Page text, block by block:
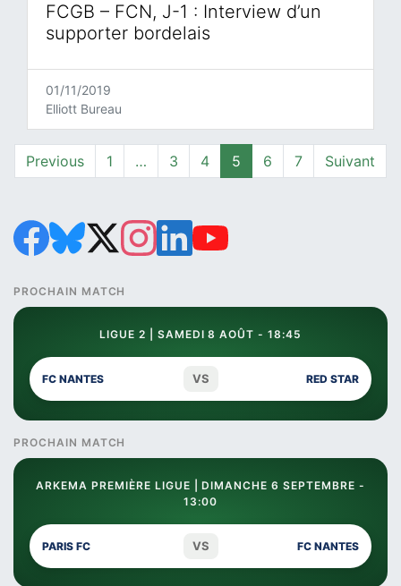
FCGB – FCN, J-1 : Interview d’un
supporter bordelais
01/11/2019
Elliott Bureau
Previous Page
1 … Page
3 Page
4 Page
5 Page
6 Page
7 Suivant
PROCHAIN MATCH
LIGUE 2 | SAMEDI 8 AOÛT - 18:45
FC NANTES VS RED STAR
PROCHAIN MATCH
ARKEMA PREMIÈRE LIGUE | DIMANCHE 6 SEPTEMBRE -
13:00
PARIS FC VS FC NANTES